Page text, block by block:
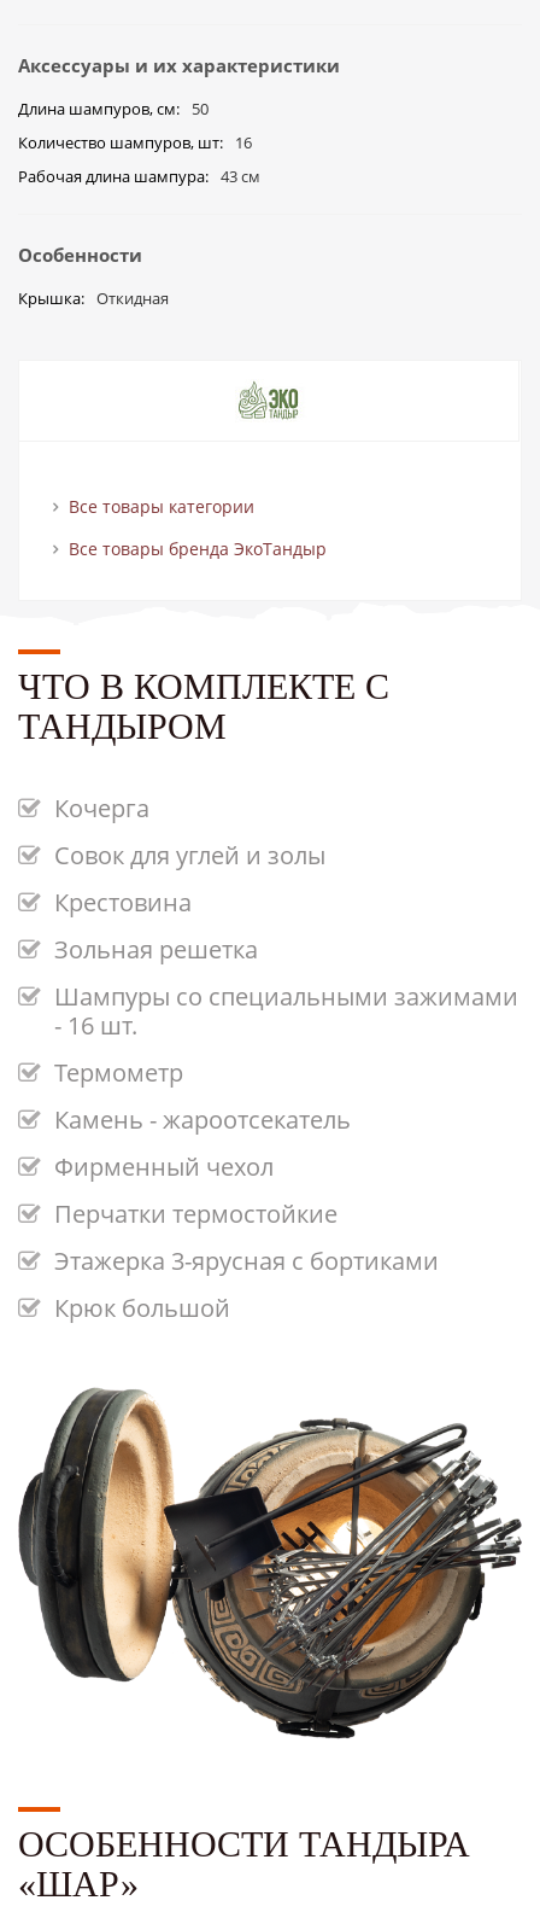
Аксессуары и их характеристики
Длина шампуров, см
50
Количество шампуров, шт
16
Рабочая длина шампура
43 см
Особенности
Крышка Откидная
Все товары категории
Все товары бренда ЭкоТандыр
ЧТО В КОМПЛЕКТЕ С
ТАНДЫРОМ
Кочерга
Совок для углей и золы
Крестовина
Зольная решетка
Шампуры со специальными зажимами
- 16 шт.
Термометр
Камень - жароотсекатель
Фирменный чехол
Перчатки термостойкие
Этажерка 3-ярусная с бортиками
Крюк большой
ОСОБЕННОСТИ ТАНДЫРА
«ШАР»